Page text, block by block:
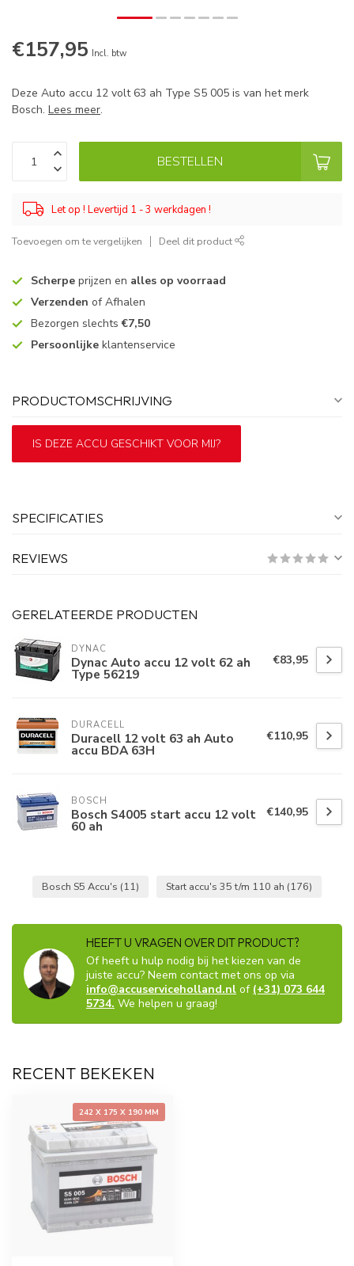
€157,95 Incl. btw
Deze Auto accu 12 volt 63 ah Type S5 005 is van het merk
Bosch. Lees meer.
BESTELLEN
Let op ! Levertijd 1 - 3 werkdagen !
Toevoegen om te vergelijken Deel dit product
Scherpe prijzen en alles op voorraad
Verzenden of Afhalen
Bezorgen slechts€7,50
Persoonlijke klantenservice
PRODUCTOMSCHRIJVING
IS DEZE ACCU GESCHIKT VOOR MIJ?
SPECIFICATIES
REVIEWS
GERELATEERDE PRODUCTEN
DYNAC
Dynac Auto accu 12 volt 62 ah
Type 56219
€83,95
DURACELL
Duracell 12 volt 63 ah Auto
accu BDA 63H
€110,95
BOSCH
Bosch S4005 start accu 12 volt
60 ah
€140,95
Bosch S5 Accu's (11) Start accu's 35 t/m 110 ah (176)
HEEFT U VRAGEN OVER DIT PRODUCT?
Of heeft u hulp nodig bij het kiezen van de
juiste accu? Neem contact met ons op via
info@accuserviceholland.nl of (+31) 073 644
5734. We helpen u graag!
RECENT BEKEKEN
242 X 175 X 190 MM